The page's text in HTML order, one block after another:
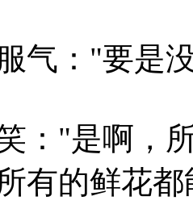
气："要是
："是啊，
有的鲜花